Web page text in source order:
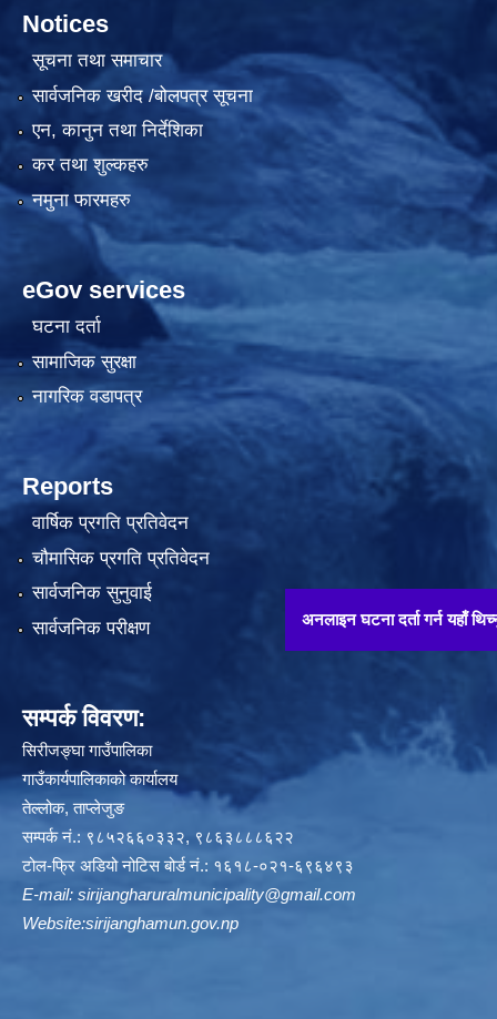
अनलाइन घटना दर्ता गर्न यहाँ थिच्नुहोस् !!
Notices
सूचना तथा समाचार
सार्वजनिक खरीद /बोलपत्र सूचना
एन, कानुन तथा निर्देशिका
कर तथा शुल्कहरु
नमुना फारमहरु
eGov services
घटना दर्ता
सामाजिक सुरक्षा
नागरिक वडापत्र
Reports
वार्षिक प्रगति प्रतिवेदन
चौमासिक प्रगति प्रतिवेदन
सार्वजनिक सुनुवाई
सार्वजनिक परीक्षण
सम्पर्क विवरण:
सिरीजङ्घा गाउँपालिका
गाउँकार्यपालिकाको कार्यालय
तेल्लोक, ताप्लेजुङ
सम्पर्क नं.: ९८५२६६०३३२, ९८६३८८८६२२
टोल-फ्रि अडियो नोटिस बोर्ड नं.: १६१८-०२१-६९६४९३
E-mail: sirijangharuralmunicipality@gmail.com
Website:sirijanghamun.gov.np